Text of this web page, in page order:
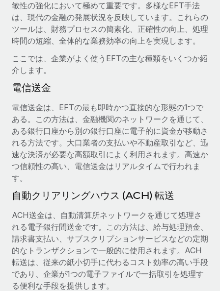
当社のMCPを使用して、あらゆるAIツールをRemoteに接続
統合
基本的なビジネスツールを活用して業務プロセスを効率化す
サービス
グローバル人事・コンプライアンスの専門サポート
バックグラウンドチェック
候補者の選考プロセスをシンプルに
Compliance Watchtower
コンプライアンスリスクを先回りして対応
デバイス管理
ITデバイスを世界規模で提供・管理
法人設立
法令順守した法人をスピーディに設立
移住・転勤
従業員の異動をスムーズに
パートナーに登録
戦略的テクノロジーパートナー
グローバルな人事機能を柔軟に自社プラットフォームへ統合
パートナーとして登録
当社とのパートナーシップの可能性を検討する
Remote Build
活用事例
Reverse Tech、契約社員管理と給与処理でRemote
と戦略的提携
Reverse...
詳細を見る
AIのパイオニアであるWeaviateは、Remoteを使
い、どのようにしてワークフォースを120%に増やした
のか
Weaviateの概要...
職務内容ライブラリ
ウェビナー
イベント
ニュースルーム
給与・人材情報
情報センター
サポートを依頼する
すべてのリソースを表示する
ブログ
グローバル給与処理
EORおよびPEO
契約社員管理
税務
ブログを読む
日本語
한국어
中文（简体）
敏性の強化において極めて重要です。多様なEFT手法
は、現代の金融の発展状況を反映しています。これらの
ツールは、財務プロセスの簡素化、正確性の向上、処理
時間の短縮、全体的な業務効率の向上を実現します。
ここでは、企業がよく使うEFTの主な種類をいくつか紹
介します。
電信送金
電信送金は、EFTの最も即時かつ直接的な形態の1つで
ある。この方法は、金融機関のネットワークを通じて、
ある銀行口座から別の銀行口座に電子的に資金が移動さ
れる方法です。大口業者の支払いや不動産取引など、迅
速な決済が必要な高額取引によく利用されます。高速か
つ信頼性の高い、電信送金はリアルタイムで行われま
す。
自動クリアリングハウス (ACH) 転送
ACH送金は、自動清算所ネットワークを通じて処理さ
れる電子銀行間送金です。この方法は、給与処理預金、
請求書支払い、サブスクリプションサービスなどの定期
的なトランザクションで一般的に使用されます。ACH
転送は、従来の紙小切手に代わるコスト効率の高い手段
であり、企業が1つの電子ファイルで一括取引を処理す
る便利な手段を提供します。